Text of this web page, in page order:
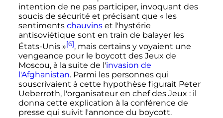
intention de ne pas participer, invoquant des
soucis de sécurité et précisant que « les
sentiments chauvinset l'hystérie
antisoviétique sont en train de balayer les
États-Unis »[6], mais certains y voyaient une
vengeance pour le boycott des Jeux de
Moscou, à la suite de l'invasion de
l'Afghanistan. Parmi les personnes qui
souscrivaient à cette hypothèse figurait Peter
Ueberroth, l'organisateur en chef des Jeux : il
donna cette explication à la conférence de
presse qui suivit l'annonce du boycott.